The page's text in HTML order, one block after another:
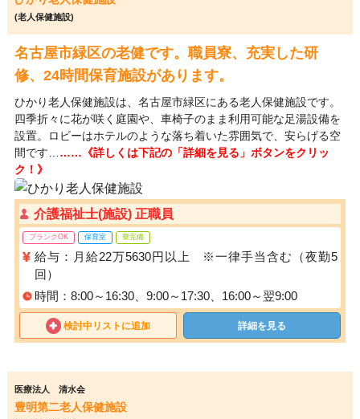
(老人保健施設)
名古屋市緑区の老健です。職員寮、充実した研
修、24時間保育施設があります。
ひかり老人保健施設は、名古屋市緑区にある老人保健施設です。
四季折々に花が咲く庭園や、車椅子のまま利用可能な足湯設備を
設置。ロビーはホテルのような落ち着いた雰囲気で、安らげる空
間です… ……《詳しくは下記の「詳細を見る」ボタンをクリッ
ク！》
介護福祉士(施設) 正職員
ブランクOK 保育室 寮完備
給与：月給22万5630円以上 ※一律手当含む（夜勤5
回）
時間：8:00～16:30、9:00～17:30、16:00～翌9:00
検討中リストに追加 詳細を見る
医療法人 清水会
豊明第二老人保健施設